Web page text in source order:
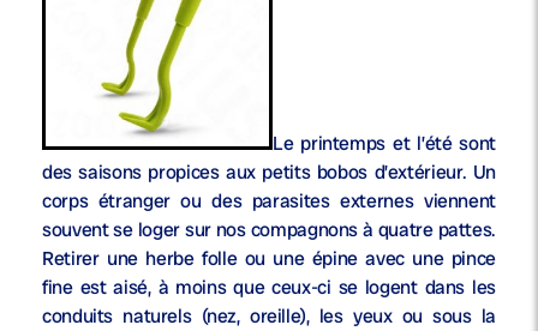
Le printemps et l’été sont
des saisons propices aux petits bobos d’extérieur. Un
corps étranger ou des parasites externes viennent
souvent se loger sur nos compagnons à quatre pattes.
Retirer une herbe folle ou une épine avec une pince
fine est aisé, à moins que ceux-ci se logent dans les
conduits naturels (nez, oreille), les yeux ou sous la